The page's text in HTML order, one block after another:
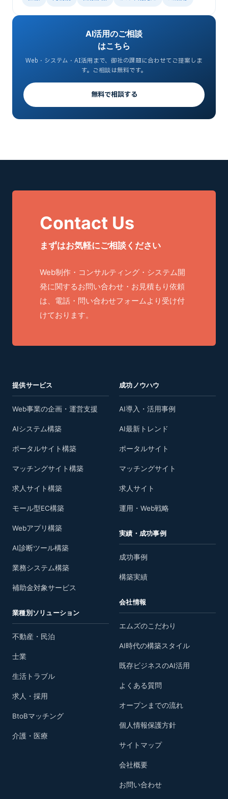
AI活用のご相談
はこちら
Web・システム・AI活用まで、御社の課題に合わせてご提案しま
す。ご相談は無料です。
無料で相談する
Contact Us
まずはお気軽にご相談ください
Web制作・コンサルティング・システム開
発に関するお問い合わせ・お見積もり依頼
は、電話・問い合わせフォームより受け付
けております。
提供サービス
Web事業の企画・運営支援
AIシステム構築
ポータルサイト構築
マッチングサイト構築
求人サイト構築
モール型EC構築
Webアプリ構築
AI診断ツール構築
業務システム構築
補助金対象サービス
業種別ソリューション
不動産・民泊
士業
生活トラブル
求人・採用
BtoBマッチング
介護・医療
成功ノウハウ
AI導入・活用事例
AI最新トレンド
ポータルサイト
マッチングサイト
求人サイト
運用・Web戦略
実績・成功事例
成功事例
構築実績
会社情報
エムズのこだわり
AI時代の構築スタイル
既存ビジネスのAI活用
よくある質問
オープンまでの流れ
個人情報保護方針
サイトマップ
会社概要
お問い合わせ